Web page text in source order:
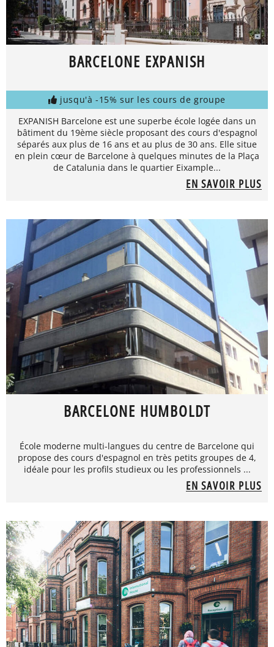
BARCELONE EXPANISH
jusqu'à -15% sur les cours de groupe
EXPANISH Barcelone est une superbe école logée dans un
bâtiment du 19ème siècle proposant des cours d'espagnol
séparés aux plus de 16 ans et au plus de 30 ans. Elle situe
en plein cœur de Barcelone à quelques minutes de la Plaça
de Catalunia dans le quartier Eixample...
EN SAVOIR PLUS
BARCELONE HUMBOLDT
École moderne multi-langues du centre de Barcelone qui
propose des cours d'espagnol en très petits groupes de 4,
idéale pour les profils studieux ou les professionnels ...
EN SAVOIR PLUS